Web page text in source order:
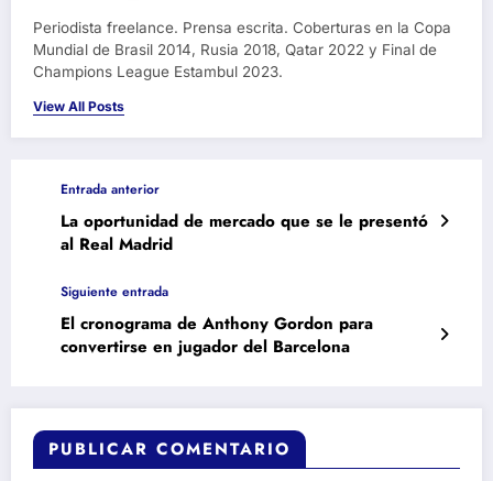
Periodista freelance. Prensa escrita. Coberturas en la Copa
Mundial de Brasil 2014, Rusia 2018, Qatar 2022 y Final de
Champions League Estambul 2023.
View All Posts
Entrada anterior
La oportunidad de mercado que se le presentó
al Real Madrid
Siguiente entrada
El cronograma de Anthony Gordon para
convertirse en jugador del Barcelona
PUBLICAR COMENTARIO